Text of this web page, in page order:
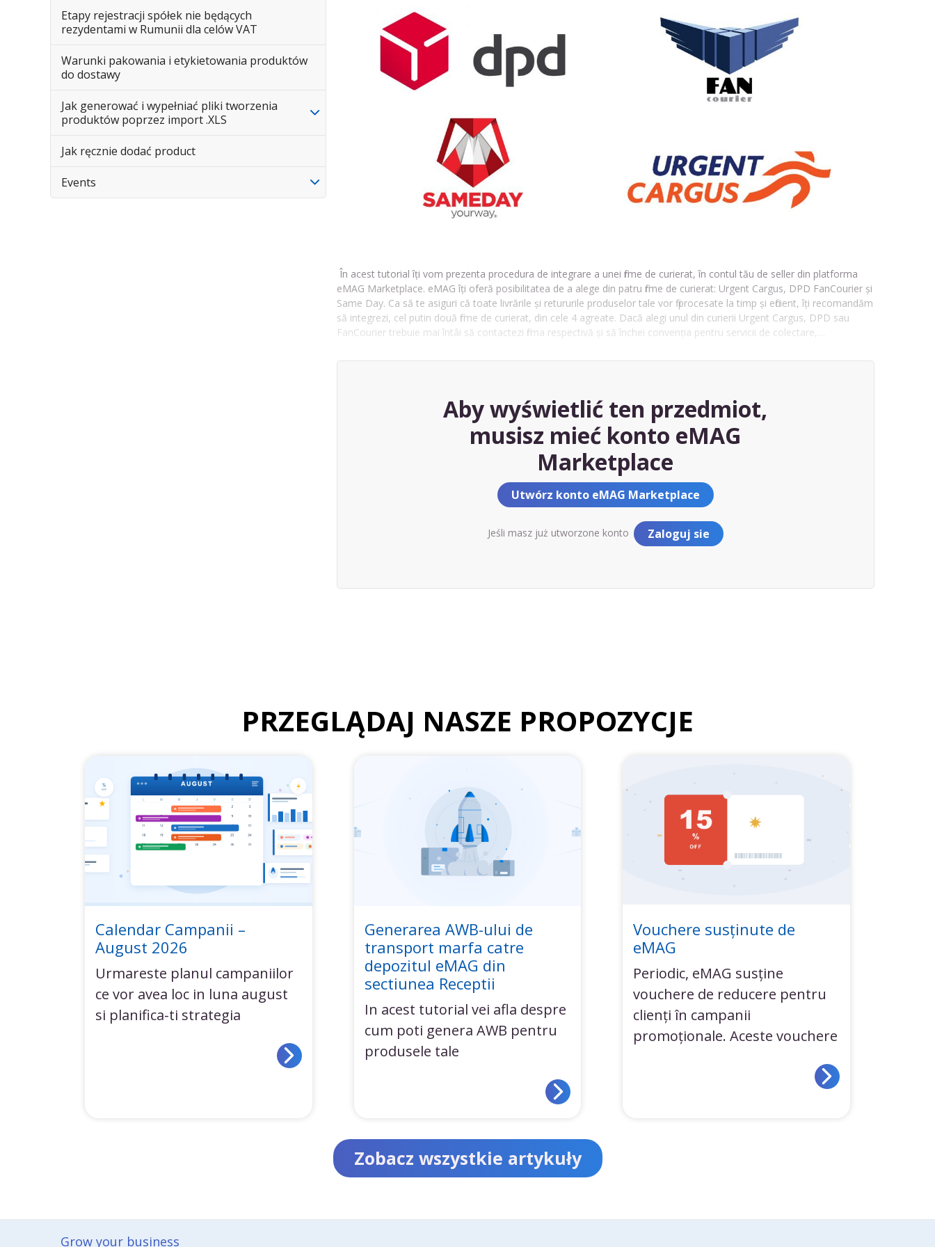
Etapy rejestracji spółek nie będących
rezydentami w Rumunii dla celów VAT
Warunki pakowania i etykietowania produktów
do dostawy
Jak generować i wypełniać pliki tworzenia
produktów poprzez import .XLS
Jak ręcznie dodać product
Events
În acest tutorial îți vom prezenta procedura de integrare a unei firme de curierat, în contul tău de seller din platforma
eMAG Marketplace. eMAG îți oferă posibilitatea de a alege din patru firme de curierat: Urgent Cargus, DPD FanCourier și
Same Day. Ca să te asiguri că toate livrările și retururile produselor tale vor fi procesate la timp și eficient, îți recomandăm
să integrezi, cel putin două firme de curierat, din cele 4 agreate. Dacă alegi unul din curierii Urgent Cargus, DPD sau
FanCourier trebuie mai întâi să contactezi firma respectivă și să închei convenția pentru servicii de colectare,…
Aby wyświetlić ten przedmiot,
musisz mieć konto eMAG
Marketplace
Utwórz konto eMAG Marketplace
Jeśli masz już utworzone konto Zaloguj sie
PRZEGLĄDAJ NASZE PROPOZYCJE
Calendar Campanii –
August 2026
Urmareste planul campaniilor
ce vor avea loc in luna august
si planifica-ti strategia
Generarea AWB-ului de
transport marfa catre
depozitul eMAG din
sectiunea Receptii
In acest tutorial vei afla despre
cum poti genera AWB pentru
produsele tale
Vouchere susținute de
eMAG
Periodic, eMAG susține
vouchere de reducere pentru
clienți în campanii
promoționale. Aceste vouchere
Zobacz wszystkie artykuły
Grow your business​